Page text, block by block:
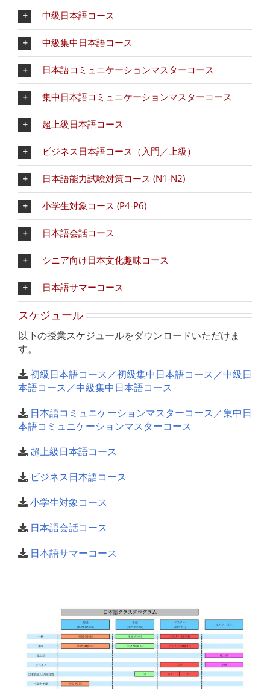
中級日本語コース
中級集中日本語コース
日本語コミュニケーションマスターコース
集中日本語コミュニケーションマスターコース
超上級日本語コース
ビジネス日本語コース（入門／上級）
日本語能力試験対策コース (N1-N2)
小学生対象コース (P4-P6)
日本語会話コース
シニア向け日本文化趣味コース
日本語サマーコース
スケジュール
以下の授業スケジュールをダウンロードいただけま
す。
初級日本語コース／初級集中日本語コース／中級日
本語コース／中級集中日本語コース
日本語コミュニケーションマスターコース／集中日
本語コミュニケーションマスターコース
超上級日本語コース
ビジネス日本語コース
小学生対象コース
日本語会話コース
日本語サマーコース